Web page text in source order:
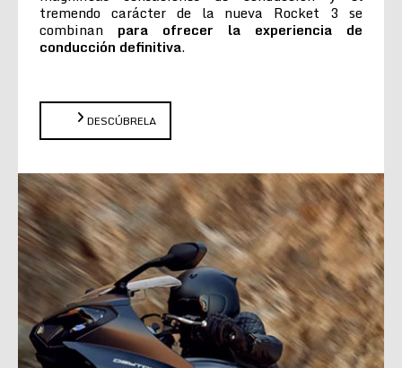
tremendo carácter de la nueva Rocket 3 se
combinan para ofrecer la experiencia de
conducción definitiva.
DESCÚBRELA